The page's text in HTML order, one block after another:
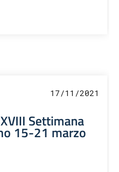
17/11/2021
Settimana
15-21 marzo